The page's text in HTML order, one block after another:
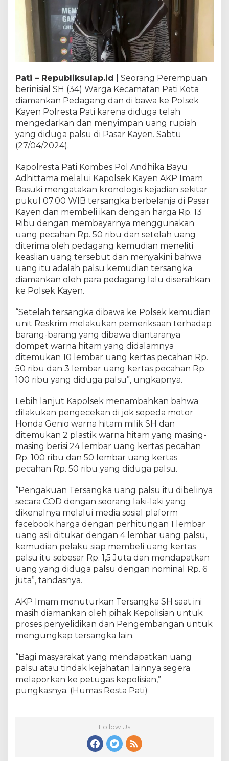
Pati – Republiksulap.id
| Seorang Perempuan
berinisial SH (34) Warga Kecamatan Pati Kota
diamankan Pedagang dan di bawa ke Polsek
Kayen Polresta Pati karena diduga telah
mengedarkan dan menyimpan uang rupiah
yang diduga palsu di Pasar Kayen. Sabtu
(27/04/2024).
Kapolresta Pati Kombes Pol Andhika Bayu
Adhittama melalui Kapolsek Kayen AKP Imam
Basuki mengatakan kronologis kejadian sekitar
pukul 07.00 WIB tersangka berbelanja di Pasar
Kayen dan membeli ikan dengan harga Rp. 13
Ribu dengan membayarnya menggunakan
uang pecahan Rp. 50 ribu dan setelah uang
diterima oleh pedagang kemudian meneliti
keaslian uang tersebut dan menyakini bahwa
uang itu adalah palsu kemudian tersangka
diamankan oleh para pedagang lalu diserahkan
ke Polsek Kayen.
“Setelah tersangka dibawa ke Polsek kemudian
unit Reskrim melakukan pemeriksaan terhadap
barang-barang yang dibawa diantaranya
dompet warna hitam yang didalamnya
ditemukan 10 lembar uang kertas pecahan Rp.
50 ribu dan 3 lembar uang kertas pecahan Rp.
100 ribu yang diduga palsu”, ungkapnya.
Lebih lanjut Kapolsek menambahkan bahwa
dilakukan pengecekan di jok sepeda motor
Honda Genio warna hitam milik SH dan
ditemukan 2 plastik warna hitam yang masing-
masing berisi 24 lembar uang kertas pecahan
Rp. 100 ribu dan 50 lembar uang kertas
pecahan Rp. 50 ribu yang diduga palsu.
“Pengakuan Tersangka uang palsu itu dibelinya
secara COD dengan seorang laki-laki yang
dikenalnya melalui media sosial plaform
facebook harga dengan perhitungan 1 lembar
uang asli ditukar dengan 4 lembar uang palsu,
kemudian pelaku siap membeli uang kertas
palsu itu sebesar Rp. 1,5 Juta dan mendapatkan
uang yang diduga palsu dengan nominal Rp. 6
juta”, tandasnya.
AKP Imam menuturkan Tersangka SH saat ini
masih diamankan oleh pihak Kepolisian untuk
proses penyelidikan dan Pengembangan untuk
mengungkap tersangka lain.
“Bagi masyarakat yang mendapatkan uang
palsu atau tindak kejahatan lainnya segera
melaporkan ke petugas kepolisian,”
pungkasnya. (Humas Resta Pati)
Follow Us